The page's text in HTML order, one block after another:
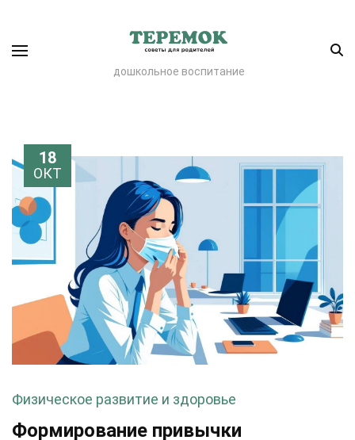
дошкольное воспитание
18
ОКТ
Физическое развитие и здоровье
Формирование привычки